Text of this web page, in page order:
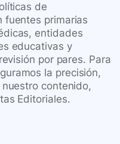
de
fuentes primarias
entidades
educativas y
por pares. Para
la precisión,
contenido,
Editoriales.